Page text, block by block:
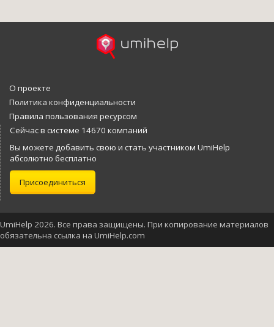
О проекте
Политика конфиденциальности
Правила пользования ресурсом
Сейчас в системе 14670 компаний
Вы можете добавить свою и стать участником UmiHelp
абсолютно бесплатно
Присоединиться
UmiHelp 2026. Все права защищены. При копирование материалов
обязательна ссылка на UmiHelp.com